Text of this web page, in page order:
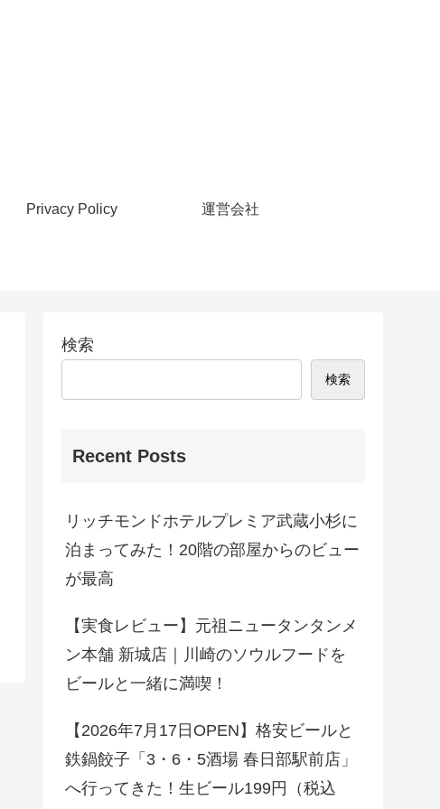
Privacy Policy 運営会社
検索
検索
Recent Posts
リッチモンドホテルプレミア武蔵小杉に
泊まってみた！20階の部屋からのビュー
が最高
【実食レビュー】元祖ニュータンタンメ
ン本舗 新城店｜川崎のソウルフードを
ビールと一緒に満喫！
【2026年7月17日OPEN】格安ビールと
鉄鍋餃子「3・6・5酒場 春日部駅前店」
へ行ってきた！生ビール199円（税込